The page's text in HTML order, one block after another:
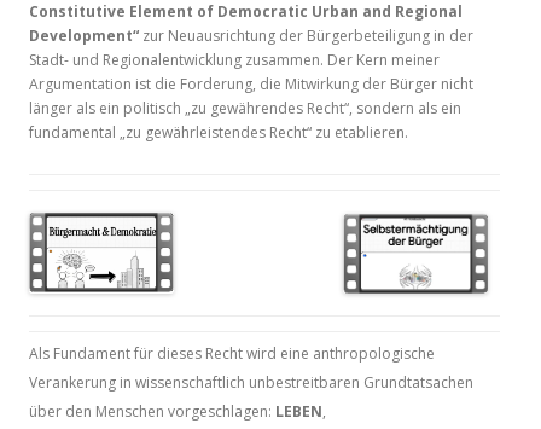
Constitutive Element of Democratic Urban and Regional
Development“ zur Neuausrichtung der Bürgerbeteiligung in der
Stadt- und Regionalentwicklung zusammen. Der Kern meiner
Argumentation ist die Forderung, die Mitwirkung der Bürger nicht
länger als ein politisch „zu gewährendes Recht“, sondern als ein
fundamental „zu gewährleistendes Recht“ zu etablieren.
Als Fundament für dieses Recht wird eine anthropologische
Verankerung in wissenschaftlich unbestreitbaren Grundtatsachen
über den Menschen vorgeschlagen: LEBEN,